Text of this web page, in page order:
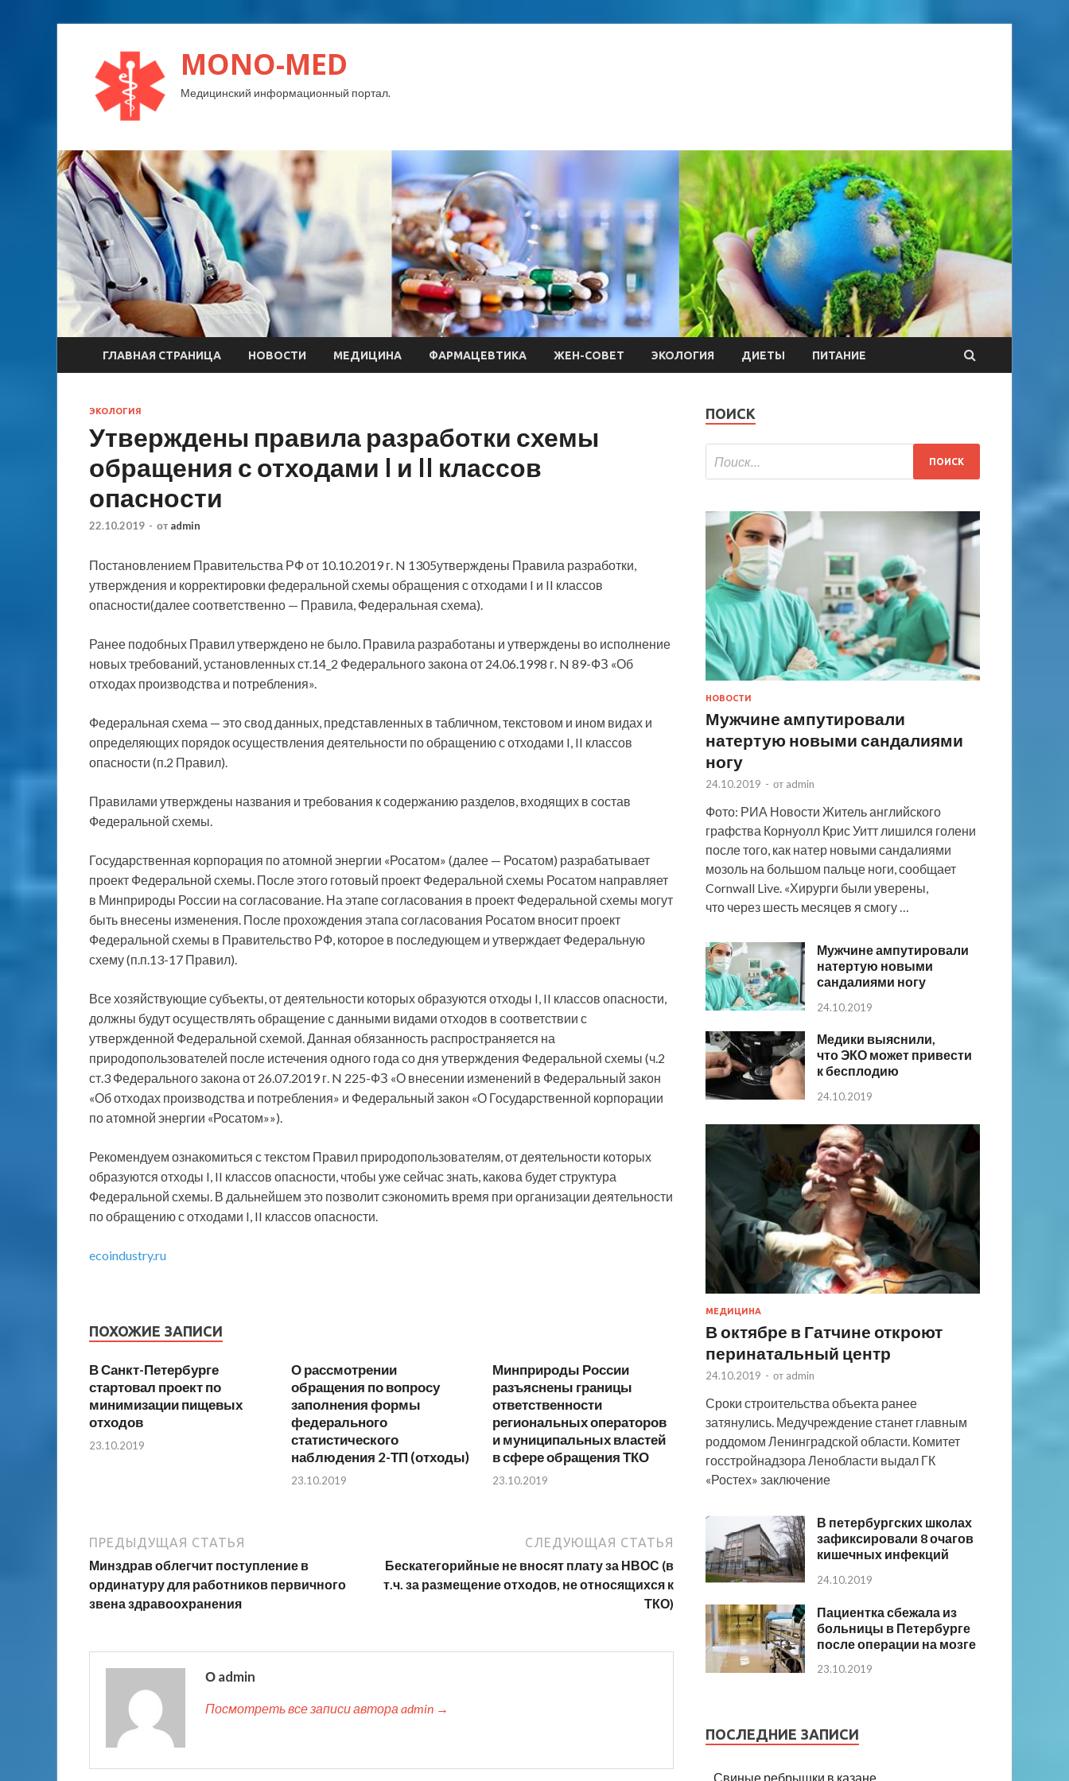
MONO-MED
Медицинский информационный портал.
ГЛАВНАЯ СТРАНИЦА НОВОСТИ МЕДИЦИНА ФАРМАЦЕВТИКА ЖЕН-СОВЕТ ЭКОЛОГИЯ ДИЕТЫ ПИТАНИЕ
ЭКОЛОГИЯ
Утверждены правила разработки схемы
обращения с отходами I и II классов
опасности
22.10.2019 - от admin
Постановлением Правительства РФ от 10.10.2019 г. N 1305утверждены Правила разработки,
утверждения и корректировки федеральной схемы обращения с отходами I и II классов
опасности(далее соответственно — Правила, Федеральная схема).
Ранее подобных Правил утверждено не было. Правила разработаны и утверждены во исполнение
новых требований, установленных ст.14_2 Федерального закона от 24.06.1998 г. N 89-ФЗ «Об
отходах производства и потребления».
Федеральная схема — это свод данных, представленных в табличном, текстовом и ином видах и
определяющих порядок осуществления деятельности по обращению с отходами I, II классов
опасности (п.2 Правил).
Правилами утверждены названия и требования к содержанию разделов, входящих в состав
Федеральной схемы.
Государственная корпорация по атомной энергии «Росатом» (далее — Росатом) разрабатывает
проект Федеральной схемы. После этого готовый проект Федеральной схемы Росатом направляет
в Минприроды России на согласование. На этапе согласования в проект Федеральной схемы могут
быть внесены изменения. После прохождения этапа согласования Росатом вносит проект
Федеральной схемы в Правительство РФ, которое в последующем и утверждает Федеральную
схему (п.п.13-17 Правил).
Все хозяйствующие субъекты, от деятельности которых образуются отходы I, II классов опасности,
должны будут осуществлять обращение с данными видами отходов в соответствии с
утвержденной Федеральной схемой. Данная обязанность распространяется на
природопользователей после истечения одного года со дня утверждения Федеральной схемы (ч.2
ст.3 Федерального закона от 26.07.2019 г. N 225-ФЗ «О внесении изменений в Федеральный закон
«Об отходах производства и потребления» и Федеральный закон «О Государственной корпорации
по атомной энергии «Росатом»»).
Рекомендуем ознакомиться с текстом Правил природопользователям, от деятельности которых
образуются отходы I, II классов опасности, чтобы уже сейчас знать, какова будет структура
Федеральной схемы. В дальнейшем это позволит сэкономить время при организации деятельности
по обращению с отходами I, II классов опасности.
ecoindustry.ru
ПОХОЖИЕ ЗАПИСИ
В Санкт-Петербурге
стартовал проект по
минимизации пищевых
отходов
23.10.2019
О рассмотрении
обращения по вопросу
заполнения формы
федерального
статистического
наблюдения 2-ТП (отходы)
23.10.2019
Минприроды России
разъяснены границы
ответственности
региональных операторов
и муниципальных властей
в сфере обращения ТКО
23.10.2019
ПРЕДЫДУЩАЯ СТАТЬЯ
Минздрав облегчит поступление в
ординатуру для работников первичного
звена здравоохранения
СЛЕДУЮЩАЯ СТАТЬЯ
Бескатегорийные не вносят плату за НВОС (в
т.ч. за размещение отходов, не относящихся к
ТКО)
О admin
Посмотреть все записи автора admin →
ПОИСК
НОВОСТИ
Мужчине ампутировали
натертую новыми сандалиями
ногу
24.10.2019 - от admin
Фото: РИА Новости Житель английского
графства Корнуолл Крис Уитт лишился голени
после того, как натер новыми сандалиями
мозоль на большом пальце ноги, сообщает
Cornwall Live. «Хирурги были уверены,
что через шесть месяцев я смогу …
Мужчине ампутировали
натертую новыми
сандалиями ногу
24.10.2019
Медики выяснили,
что ЭКО может привести
к бесплодию
24.10.2019
МЕДИЦИНА
В октябре в Гатчине откроют
перинатальный центр
24.10.2019 - от admin
Сроки строительства объекта ранее
затянулись. Медучреждение станет главным
роддомом Ленинградской области. Комитет
госстройнадзора Ленобласти выдал ГК
«Ростех» заключение
В петербургских школах
зафиксировали 8 очагов
кишечных инфекций
24.10.2019
Пациентка сбежала из
больницы в Петербурге
после операции на мозге
23.10.2019
ПОСЛЕДНИЕ ЗАПИСИ
Свиные ребрышки в казане